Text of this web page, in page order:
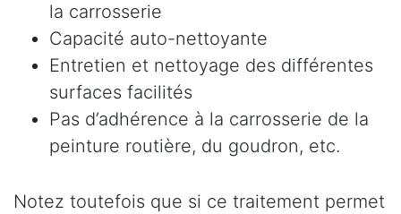
la carrosserie
Capacité auto-nettoyante
Entretien et nettoyage des différentes
surfaces facilités
Pas d’adhérence à la carrosserie de la
peinture routière, du goudron, etc.
Notez toutefois que si ce traitement permet